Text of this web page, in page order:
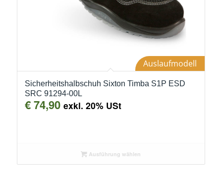
Auslaufmodell
Sicherheitshalbschuh Sixton Timba S1P ESD
SRC 91294-00L
€74,90 exkl. 20% USt
Ausführung wählen